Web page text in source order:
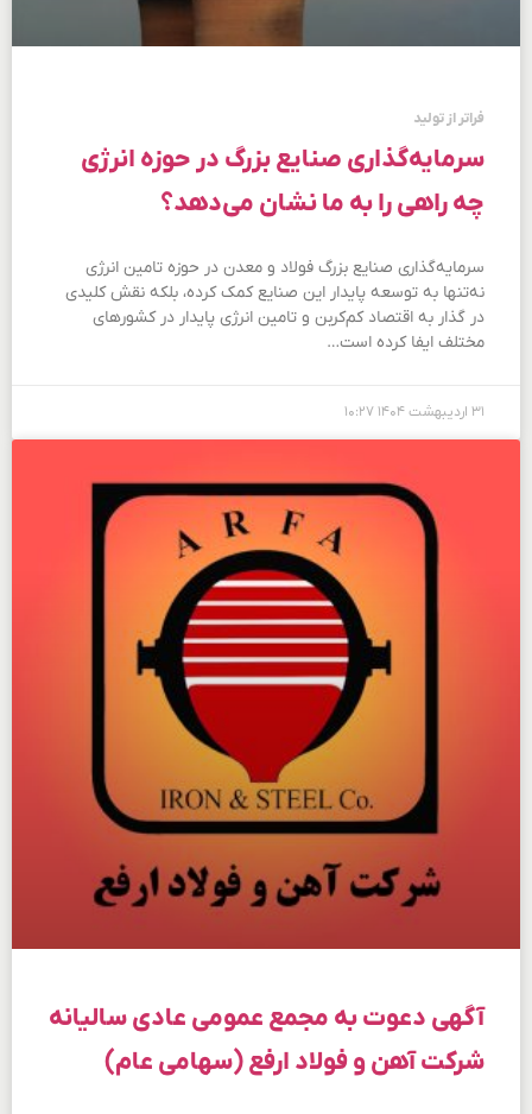
فراتر از تولید
سرمایه‌گذاری صنایع بزرگ در حوزه انرژی
چه راهی را به ما نشان می‌دهد؟
سرمایه‌گذاری صنایع بزرگ فولاد و معدن در حوزه تامین انرژی
نه‌تنها به توسعه پایدار این صنایع کمک کرده، بلکه نقش کلیدی
در گذار به اقتصاد کم‌کربن و تامین انرژی پایدار در کشورهای
مختلف ایفا کرده است…
۳۱ اردیبهشت ۱۴۰۴ ۱۰:۲۷
آگهی دعوت به مجمع عمومی عادی سالیانه
شرکت آهن و فولاد ارفع (سهامی عام)